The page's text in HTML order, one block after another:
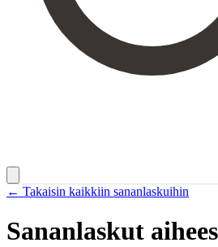
← Takaisin kaikkiin sananlaskuihin
Sananlaskut